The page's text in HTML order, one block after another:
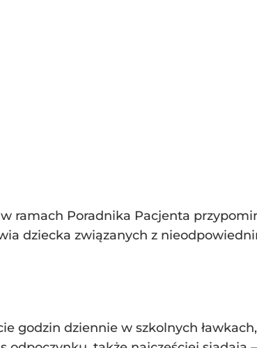
ramach Poradnika Pacjenta
dziecka związanych z
godzin dziennie w szkolnych